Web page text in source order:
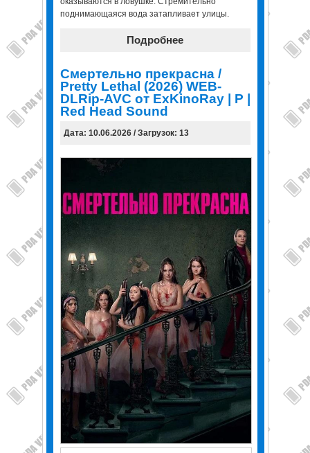
поднимающаяся вода затапливает улицы.
Подробнее
Смертельно прекрасна /
Pretty Lethal (2026) WEB-
DLRip-AVC от ExKinoRay | P |
Red Head Sound
Дата: 10.06.2026 / Загрузок: 13